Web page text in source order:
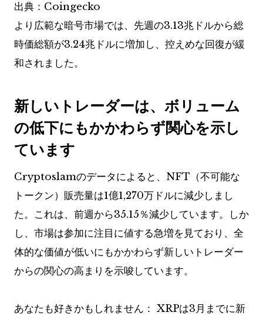
出典：Coingecko
より広範な暗号市場では、先週の3.13兆ドルから総
時価総額が3.24兆ドルに増加し、控えめな回復が緩
和されました。
新しいトレーダーは、ボリューム
の低下にもかかわらず関心を示し
ています
Cryptoslamのデータによると、NFT（不可能な
トークン）販売量は1億1,270万ドルに減少しまし
た。これは、前週から35.15％減少しています。しか
し、市場は参加に注目に値する急増を見ており、全
体的な価値が低いにもかかわらず新しいトレーダー
からの関心の高まりを示唆しています。
あなたも好きかもしれません： XRPは3月までに新